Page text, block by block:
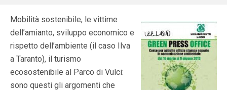
Mobilità sostenibile, le vittime
dell’amianto, sviluppo economico e
rispetto dell’ambiente (il caso Ilva
a Taranto), il turismo
ecosostenibile al Parco di Vulci:
sono questi gli argomenti che